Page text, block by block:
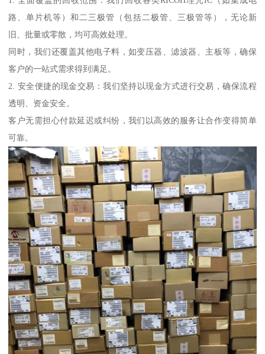
路、单片机等）和二三极管（包括二极管、三极管等），无论新
旧、批量或零散，均可高效处理。
同时，我们还覆盖其他电子料，如变压器、滤波器、主板等，确保
客户的一站式需求得到满足。
2. 安全便捷的现金交易：我们坚持以现金方式进行交易，确保流程
透明、资金安全。
客户无需担心付款延迟或纠纷，我们以高效的服务让合作变得简单
可靠。